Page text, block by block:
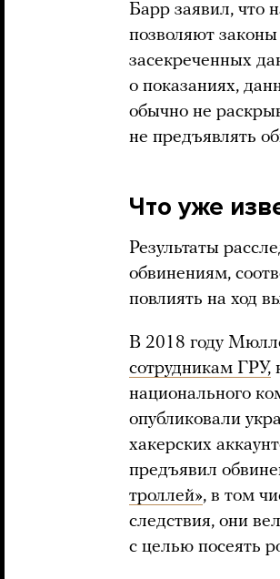
Барр заявил, что
позволяют
засекреченных
о показаниях,
обычно не
не предъявлять
Что уже
Результаты
обвинениям,
повлиять на ход
В 2018 году
сотрудникам ГРУ,
национального
опубликовали
хакерских
предъявил
троллей», в том
следствия, они
с целью посеять